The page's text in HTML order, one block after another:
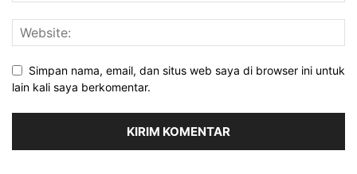
Simpan nama, email, dan situs web saya di browser ini untuk
lain kali saya berkomentar.